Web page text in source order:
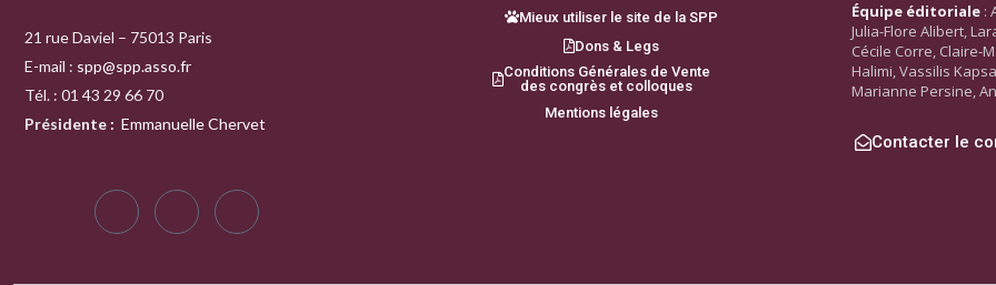
21 rue Daviel – 75013 Paris
E-mail : spp@spp.asso.fr
Tél. : 01 43 29 66 70
Présidente : Emmanuelle Chervet
Mieux utiliser le site de la SPP
Dons & Legs
Conditions Générales de Vente
des congrès et colloques
Mentions légales
Équipe éditoriale :
Julia-Flore Alibert,
Cécile Corre, Claire-
Halimi, Vassilis
Marianne Persine,
Contacter le